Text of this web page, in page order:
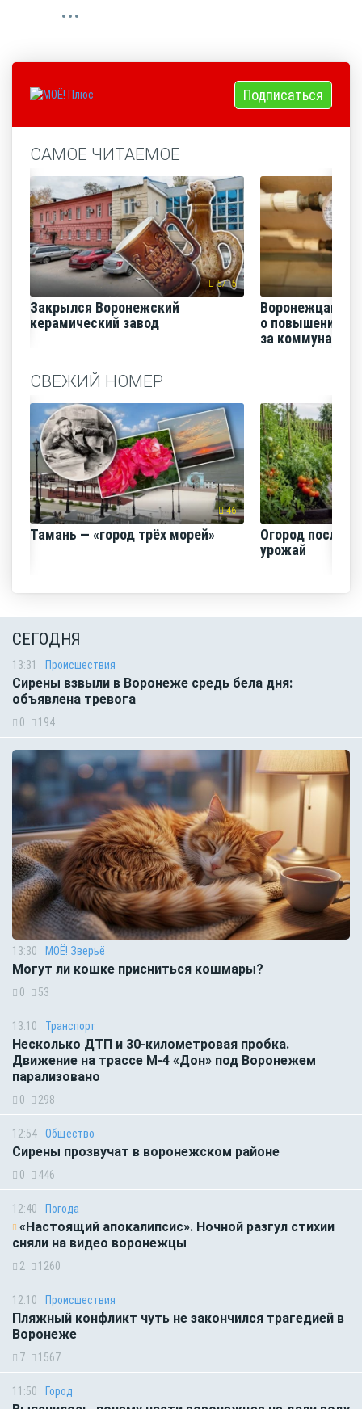
Подписаться
САМОЕ ЧИТАЕМОЕ
5715
Закрылся Воронежский
керамический завод
Воронежцам
о повышении
за
СВЕЖИЙ НОМЕР
46
Тамань — «город трёх морей»
Огород после
урожай
СЕГОДНЯ
13:31 Происшествия
Сирены взвыли в Воронеже средь бела дня:
объявлена тревога
0 194
13:30 МОЁ! Зверьё
Могут ли кошке присниться кошмары?
0 53
13:10 Транспорт
Несколько ДТП и 30-километровая пробка.
Движение на трассе М-4 «Дон» под Воронежем
парализовано
0 298
12:54 Общество
Сирены прозвучат в воронежском районе
0 446
12:40 Погода
«Настоящий апокалипсис». Ночной разгул стихии
сняли на видео воронежцы
2 1260
12:10 Происшествия
Пляжный конфликт чуть не закончился трагедией в
Воронеже
7 1567
11:50 Город